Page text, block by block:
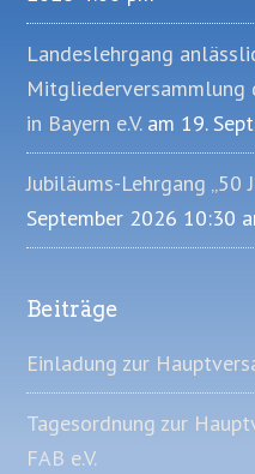
Landeslehrgang
Mitgliederversammlung
in Bayern e.V.am 19.
Jubiläums-Lehrgang „50
September 2026 10:30
Beiträge
Einladung zur
Tagesordnung zur
FAB e.V.